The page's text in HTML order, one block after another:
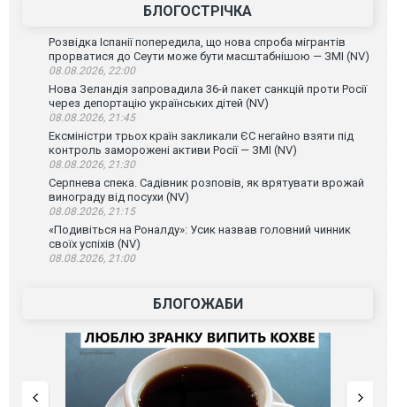
БЛОГОСТРІЧКА
Розвідка Іспанії попередила, що нова спроба мігрантів
прорватися до Сеути може бути масштабнішою — ЗМІ (NV)
08.08.2026, 22:00
Нова Зеландія запровадила 36-й пакет санкцій проти Росії
через депортацію українських дітей (NV)
08.08.2026, 21:45
Ексміністри трьох країн закликали ЄС негайно взяти під
контроль заморожені активи Росії — ЗМІ (NV)
08.08.2026, 21:30
Серпнева спека. Садівник розповів, як врятувати врожай
винограду від посухи (NV)
08.08.2026, 21:15
«Подивіться на Роналду»: Усик назвав головний чинник
своїх успіхів (NV)
08.08.2026, 21:00
БЛОГОЖАБИ